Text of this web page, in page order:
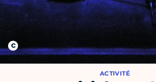
ACTIVITÉ